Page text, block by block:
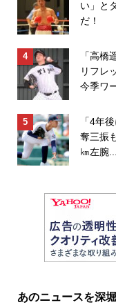
い」と
だ！
「高橋
リフレ
今季ワ
「4年
奪三振
㎞左腕...
あのニュースを深